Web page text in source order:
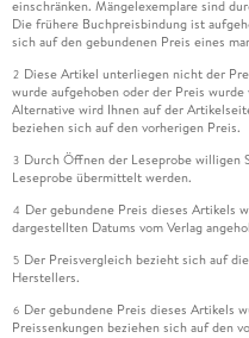
einschränken. Mängelexemplare sind
Die frühere Buchpreisbindung ist
sich auf den gebundenen Preis eines
2 Diese Artikel unterliegen nicht der
wurde aufgehoben oder der Preis
Alternative wird Ihnen auf der
beziehen sich auf den vorherigen Preis.
3 Durch Öffnen der Leseprobe willigen
Leseprobe übermittelt werden.
4 Der gebundene Preis dieses Artikels
dargestellten Datums vom Verlag
5 Der Preisvergleich bezieht sich auf
Herstellers.
6 Der gebundene Preis dieses Artikels
Preissenkungen beziehen sich auf den